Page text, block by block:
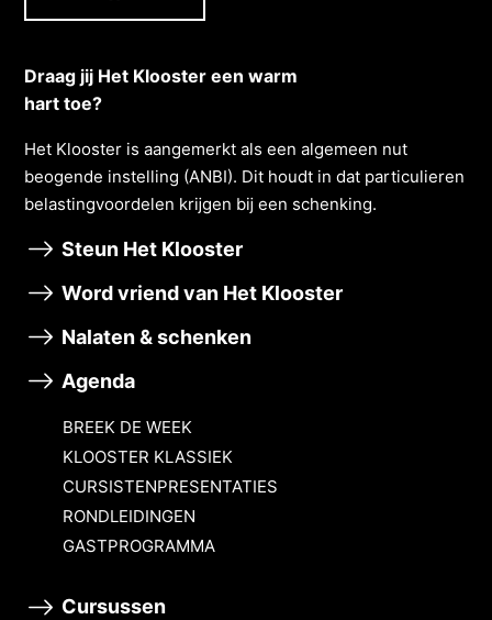
Draag jij Het Klooster een warm
hart toe?
Het Klooster is aangemerkt als een algemeen nut
beogende instelling (ANBI). Dit houdt in dat particulieren
belastingvoordelen krĳgen bĳ een schenking.
Steun Het Klooster
Word vriend van Het Klooster
Nalaten & schenken
Agenda
BREEK DE WEEK
KLOOSTER KLASSIEK
CURSISTENPRESENTATIES
RONDLEIDINGEN
GASTPROGRAMMA
Cursussen